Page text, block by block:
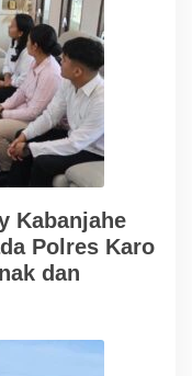
Kabanjahe
Polres Karo
dan